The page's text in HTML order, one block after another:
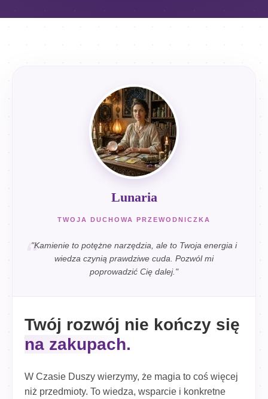
Lunaria
TWOJA DUCHOWA PRZEWODNICZKA
"Kamienie to potężne narzędzia, ale to Twoja energia i
wiedza czynią prawdziwe cuda. Pozwól mi
poprowadzić Cię dalej."
Twój rozwój nie kończy się
na zakupach.
W Czasie Duszy wierzymy, że magia to coś więcej
niż przedmioty. To wiedza, wsparcie i konkretne